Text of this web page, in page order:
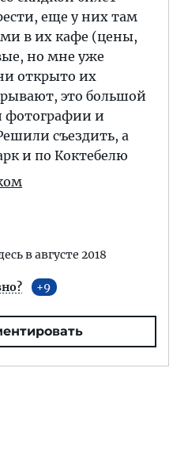
еще у них там
в их кафе (цены,
но мне уже
открыто их
это большой
и
съездить, а
и по Коктебелю
в августе 2018
9